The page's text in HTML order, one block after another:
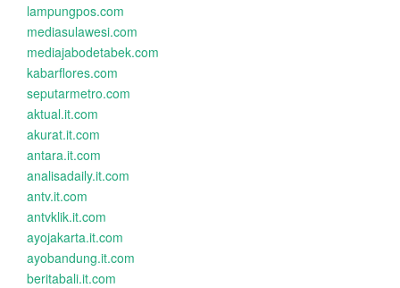
lampungpos.com
mediasulawesi.com
mediajabodetabek.com
kabarflores.com
seputarmetro.com
aktual.it.com
akurat.it.com
antara.it.com
analisadaily.it.com
antv.it.com
antvklik.it.com
ayojakarta.it.com
ayobandung.it.com
beritabali.it.com